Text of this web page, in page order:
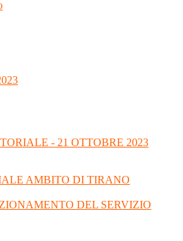
- 21 OTTOBRE 2023
AMBITO DI TIRANO
DEL SERVIZIO